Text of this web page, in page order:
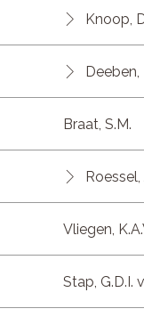
Knoop,
Deeben,
Braat, S.M.
Roessel,
Vliegen,
Stap, G.D.I.